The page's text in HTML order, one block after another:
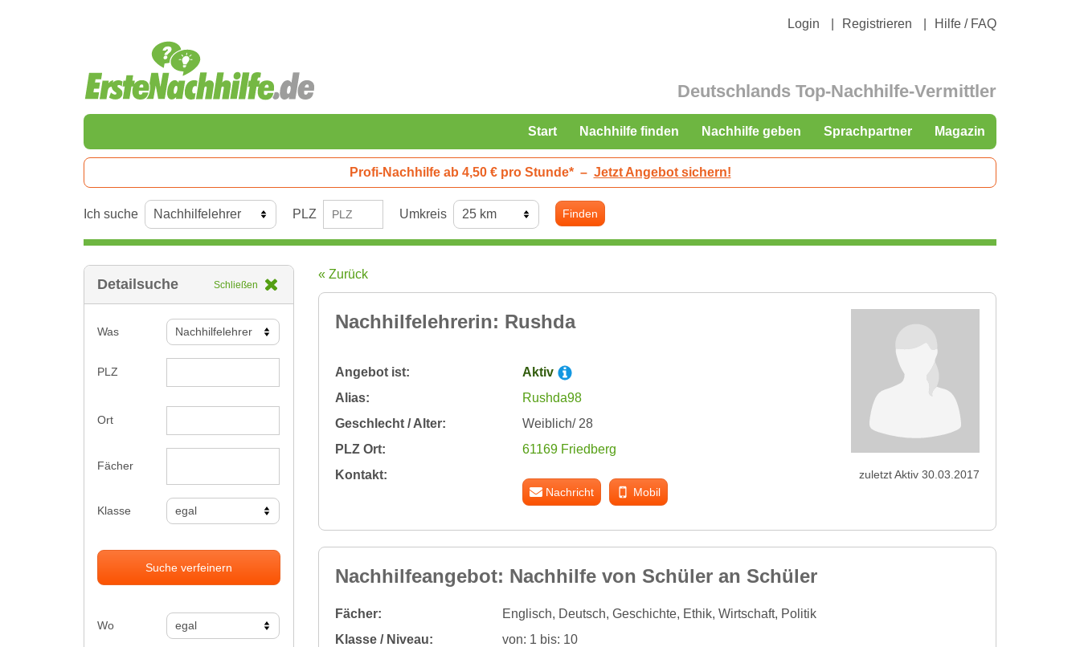
Login Registrieren Hilfe / FAQ
Deutschlands Top-Nachhilfe-Vermittler
Start Nachhilfe finden Nachhilfe geben Sprachpartner Magazin
Profi-Nachhilfe ab 4,50 € pro Stunde* – Jetzt Angebot sichern!
Ich suche PLZ Umkreis Finden
Detailsuche Schließen
Was
PLZ
Ort
Fächer
Klasse
Suche verfeinern
Wo
« Zurück
Nachhilfelehrerin: Rushda
Angebot ist:
Aktiv
Alias:
Rushda98
Geschlecht / Alter:
Weiblich/ 28
PLZ Ort:
61169 Friedberg
Kontakt:
Nachricht Mobil
zuletzt Aktiv 30.03.2017
Nachhilfeangebot: Nachhilfe von Schüler an Schüler
Fächer:
Englisch, Deutsch, Geschichte, Ethik, Wirtschaft, Politik
Klasse / Niveau:
von: 1 bis: 10